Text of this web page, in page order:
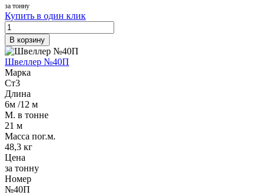
за тонну
Купить в один клик
В корзину
Швеллер №40П
Марка
Ст3
Длина
6м /12 м
М. в тонне
21 м
Масса пог.м.
48,3 кг
Цена
за тонну
Номер
№40П